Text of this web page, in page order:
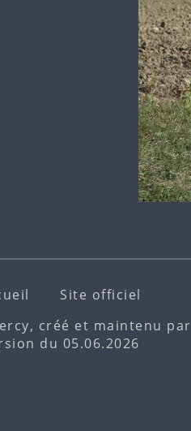
Site officiel
créé et maintenu par
du 05.06.2026